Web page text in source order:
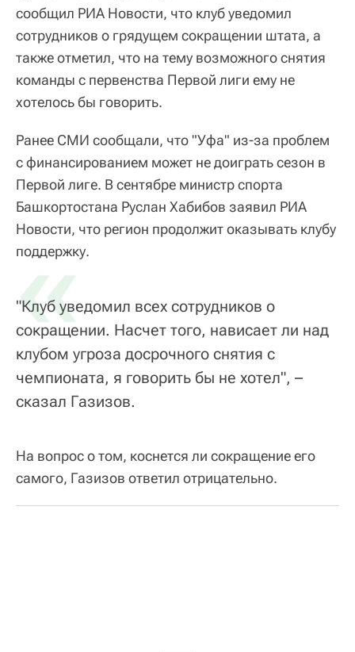
сообщил РИА Новости, что клуб уведомил
сотрудников о грядущем сокращении штата, а
также отметил, что на тему возможного снятия
команды с первенства Первой лиги ему не
хотелось бы говорить.
Ранее СМИ сообщали, что "Уфа" из-за проблем
с финансированием может не доиграть сезон в
Первой лиге. В сентябре министр спорта
Башкортостана Руслан Хабибов заявил РИА
Новости, что регион продолжит оказывать клубу
поддержку.
«
"Клуб уведомил всех сотрудников о
сокращении. Насчет того, нависает ли над
клубом угроза досрочного снятия с
чемпионата, я говорить бы не хотел", –
сказал Газизов.
На вопрос о том, коснется ли сокращение его
самого, Газизов ответил отрицательно.